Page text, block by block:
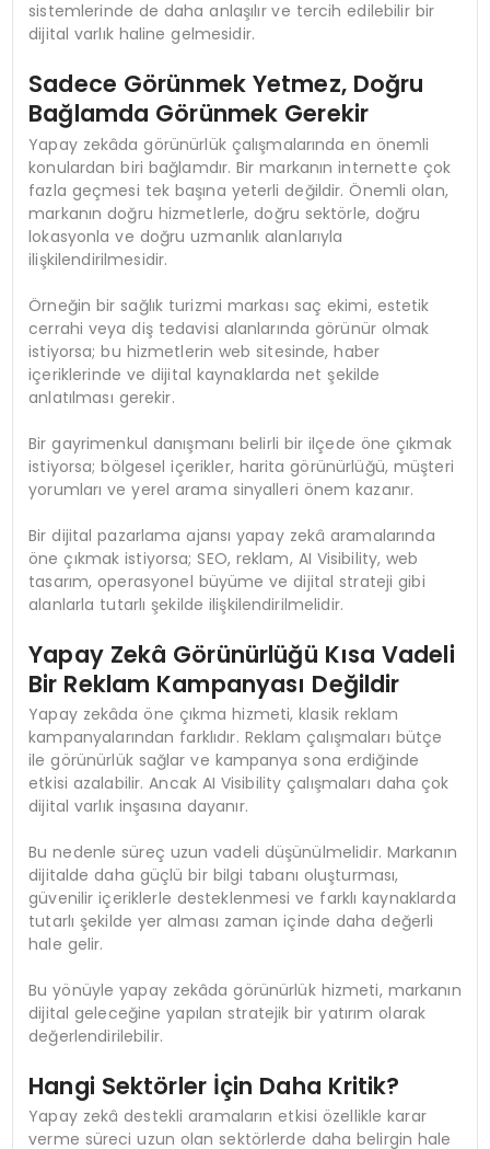
sistemlerinde de daha anlaşılır ve tercih edilebilir bir
dijital varlık haline gelmesidir.
Sadece Görünmek Yetmez, Doğru
Bağlamda Görünmek Gerekir
Yapay zekâda görünürlük çalışmalarında en önemli
konulardan biri bağlamdır. Bir markanın internette çok
fazla geçmesi tek başına yeterli değildir. Önemli olan,
markanın doğru hizmetlerle, doğru sektörle, doğru
lokasyonla ve doğru uzmanlık alanlarıyla
ilişkilendirilmesidir.
Örneğin bir sağlık turizmi markası saç ekimi, estetik
cerrahi veya diş tedavisi alanlarında görünür olmak
istiyorsa; bu hizmetlerin web sitesinde, haber
içeriklerinde ve dijital kaynaklarda net şekilde
anlatılması gerekir.
Bir gayrimenkul danışmanı belirli bir ilçede öne çıkmak
istiyorsa; bölgesel içerikler, harita görünürlüğü, müşteri
yorumları ve yerel arama sinyalleri önem kazanır.
Bir dijital pazarlama ajansı yapay zekâ aramalarında
öne çıkmak istiyorsa; SEO, reklam, AI Visibility, web
tasarım, operasyonel büyüme ve dijital strateji gibi
alanlarla tutarlı şekilde ilişkilendirilmelidir.
Yapay Zekâ Görünürlüğü Kısa Vadeli
Bir Reklam Kampanyası Değildir
Yapay zekâda öne çıkma hizmeti, klasik reklam
kampanyalarından farklıdır. Reklam çalışmaları bütçe
ile görünürlük sağlar ve kampanya sona erdiğinde
etkisi azalabilir. Ancak AI Visibility çalışmaları daha çok
dijital varlık inşasına dayanır.
Bu nedenle süreç uzun vadeli düşünülmelidir. Markanın
dijitalde daha güçlü bir bilgi tabanı oluşturması,
güvenilir içeriklerle desteklenmesi ve farklı kaynaklarda
tutarlı şekilde yer alması zaman içinde daha değerli
hale gelir.
Bu yönüyle yapay zekâda görünürlük hizmeti, markanın
dijital geleceğine yapılan stratejik bir yatırım olarak
değerlendirilebilir.
Hangi Sektörler İçin Daha Kritik?
Yapay zekâ destekli aramaların etkisi özellikle karar
verme süreci uzun olan sektörlerde daha belirgin hale